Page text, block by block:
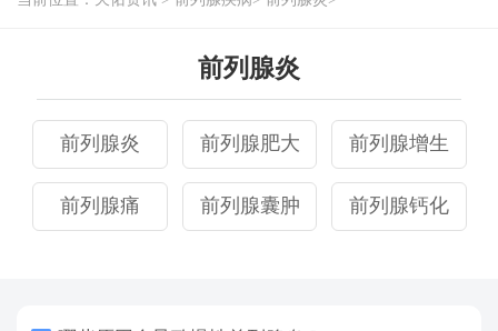
前列腺炎
前列腺炎 前列腺肥大 前列腺增生
前列腺痛 前列腺囊肿 前列腺钙化